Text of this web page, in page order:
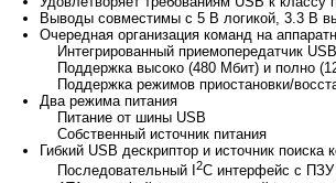
Выводы совместимы с 5 В логикой, 3.3 В
Очередная организация команд на
Интегрированный приемопередатчик USB
Поддержка высоко (480 Мбит) и полно
Поддержка режимов приостановки/
Два режима питания
Питание от шины USB
Собственный источник питания
Гибкий USB дескриптор и источник поиска
Последовательный I
2C интерфейс с ПЗУ